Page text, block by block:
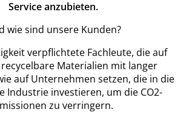
Service anzubieten.
wie sind unsere Kunden?
verpflichtete Fachleute, die auf
Materialien mit langer
auf Unternehmen setzen, die in die
Industrie investieren, um die CO2-
zu verringern.